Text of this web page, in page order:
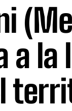
a la